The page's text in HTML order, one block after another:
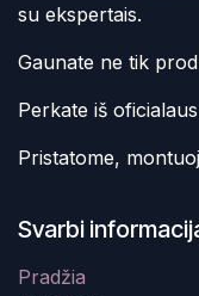
su ekspertais.
Gaunate ne tik
Perkate iš
Pristatome,
Svarbi
Pradžia